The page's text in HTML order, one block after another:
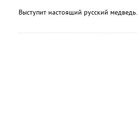
Выступит настоящий русский медведь.